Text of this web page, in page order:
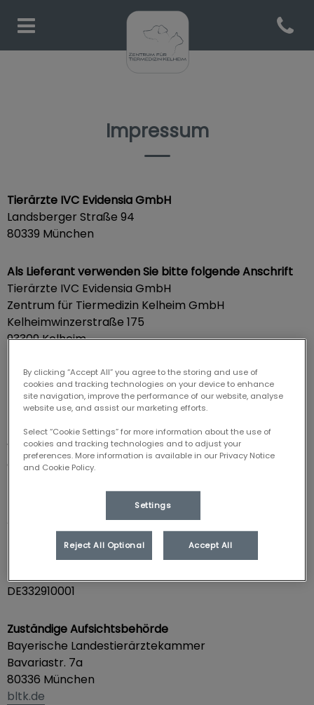
Homepage Tiermedizin
Open
Impressum
Tierärzte IVC Evidensia GmbH
Landsberger Straße 94
​80339 München
Als Lieferant verwenden Sie bitte folgende Anschrift
Tierärzte IVC Evidensia GmbH
Zentrum für Tiermedizin Kelheim GmbH
Kelheimwinzerstraße 175
93309 Kelheim
Kontaktdaten
Telefon: 09441 4114
E-Mail: info@tiermedizin-kelheim.de
Vertretungsberechtigte
Christine Storm, Heiner Langbehn
Handelsregister und Registernummer
Amtsgericht München
Handelsregister-Nummer HRB 254053
DE332910001
Zuständige Aufsichtsbehörde
Bayerische Landestierärztekammer
Bavariastr. 7a
80336 München
bltk.de
By clicking “Accept All” you agree to the storing and use of
cookies and tracking technologies on your device to enhance
site navigation, improve the performance of our website, analyse
website use, and assist our marketing efforts.
Select “Cookie Settings” for more information about the use of
cookies and tracking technologies and to adjust your
preferences. More information is available in our Privacy Notice
and Cookie Policy.
Settings
Reject All Optional Accept All